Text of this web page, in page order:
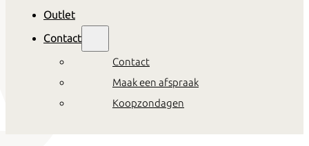
Outlet
Contact
Contact
Maak een afspraak
Koopzondagen